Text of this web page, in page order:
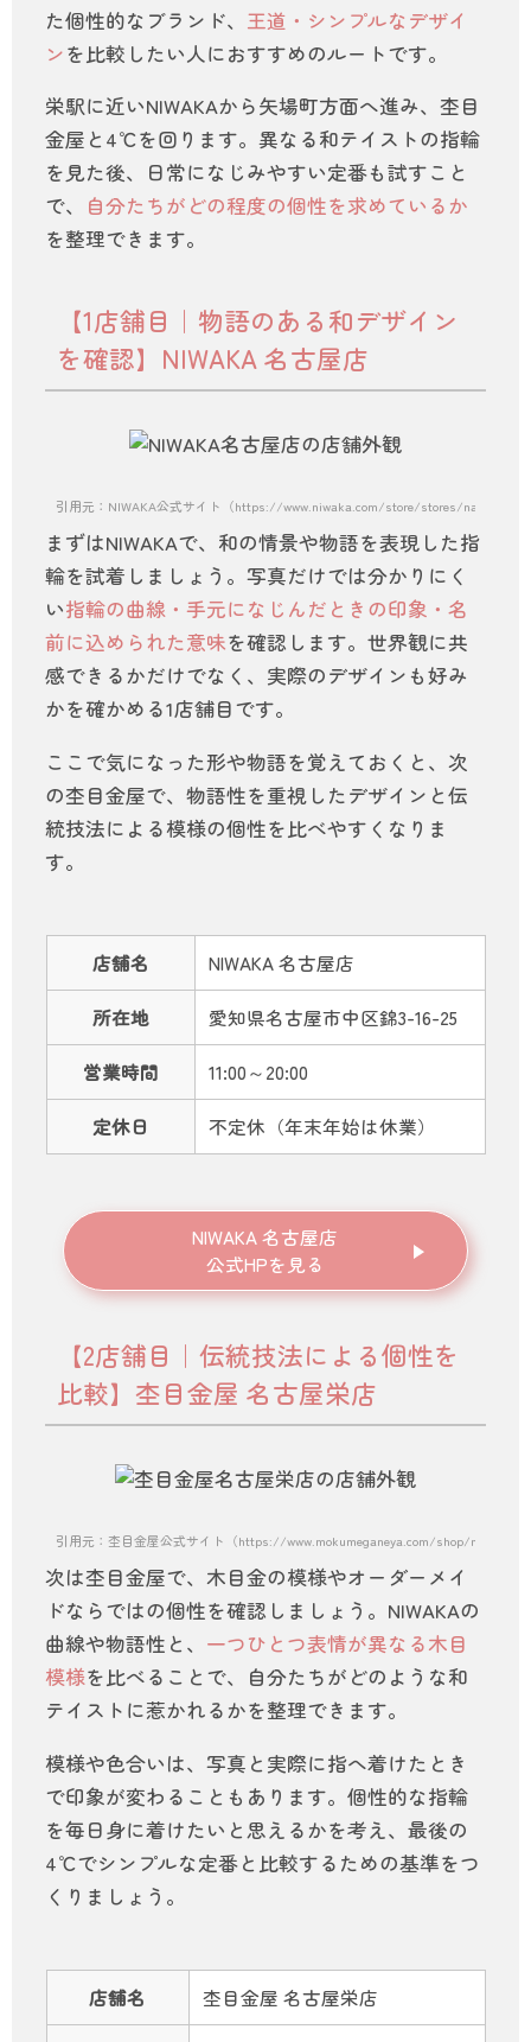
た個性的なブランド、 王道・シンプルなデザイ
ンを比較したい人におすすめのルートです。
栄駅に近いNIWAKAから矢場町方面へ進み、杢目
金屋と4℃を回ります。異なる和テイストの指輪
を見た後、日常になじみやすい定番も試すこと
で、
自分たちがどの程度の個性を求めているか
を整理できます。
【1店舗目｜物語のある和デザイン
を確認】NIWAKA 名古屋店
引用元：NIWAKA公式サイト（https://www.niwaka.com/store/stores/
まずはNIWAKAで、和の情景や物語を表現した指
輪を試着しましょう。写真だけでは分かりにく
い指輪の曲線・手元になじんだときの印象・名
前に込められた意味を確認します。世界観に共
感できるかだけでなく、実際のデザインも好み
かを確かめる1店舗目です。
ここで気になった形や物語を覚えておくと、次
の杢目金屋で、物語性を重視したデザインと伝
統技法による模様の個性を比べやすくなりま
す。
店舗名 NIWAKA 名古屋店
所在地 愛知県名古屋市中区錦3-16-25
営業時間 11:00～20:00
定休日 不定休（年末年始は休業）
NIWAKA 名古屋店
公式HPを見る
【2店舗目｜伝統技法による個性を
比較】杢目金屋 名古屋栄店
引用元：杢目金屋公式サイト（https://www.mokumeganeya.com/shop/nagoya/）
次は杢目金屋で、木目金の模様やオーダーメイ
ドならではの個性を確認しましょう。NIWAKAの
曲線や物語性と、 一つひとつ表情が異なる木目
模様を比べることで、自分たちがどのような和
テイストに惹かれるかを整理できます。
模様や色合いは、写真と実際に指へ着けたとき
で印象が変わることもあります。個性的な指輪
を毎日身に着けたいと思えるかを考え、最後の
4℃でシンプルな定番と比較するための基準をつ
くりましょう。
店舗名 杢目金屋 名古屋栄店